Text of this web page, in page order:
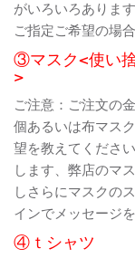
がいろいろありま
ご指定ご希望の場
③マスク<使い
>
ご注意：ご注文の
個あるいは布マス
望を教えてくださ
します、弊店のマ
しさらにマスクの
インでメッセージ
④ｔシャツ